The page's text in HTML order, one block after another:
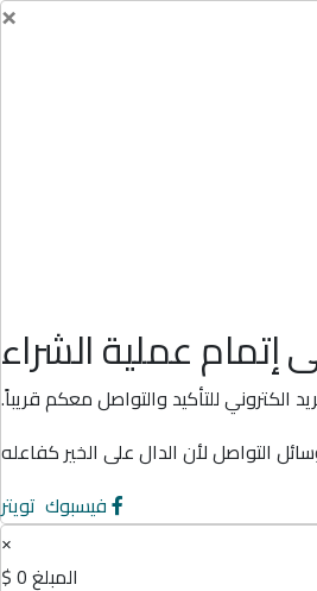
×
إتمام عملية الشراء
الكتروني للتأكيد والتواصل معكم قريباً.
التواصل لأن الدال على الخير كفاعله
فيسبوك تويتر
×
المبلغ0 $